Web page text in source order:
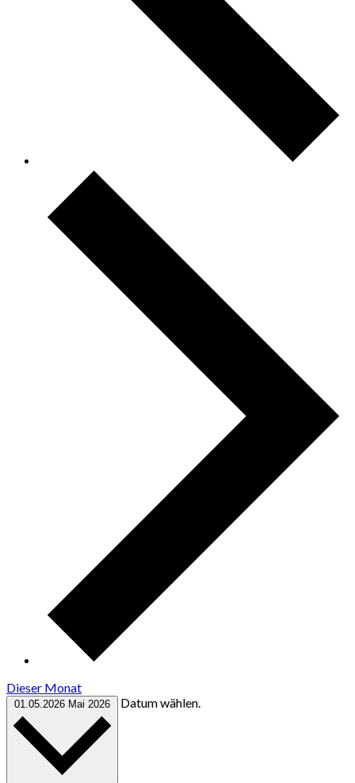
Dieser Monat
01.05.2026 Mai 2026 Datum wählen.